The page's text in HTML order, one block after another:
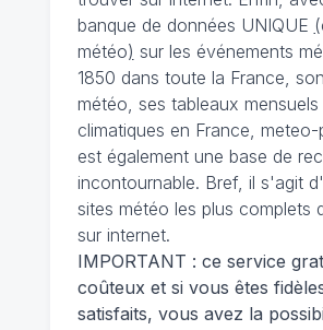
banque de données UNIQUE (
météo) sur les événements
1850 dans toute la France,
météo, ses tableaux mensuels
climatiques en France, meteo-
est également une base de
incontournable. Bref, il s'agit
sites météo les plus complets
sur internet.
IMPORTANT : ce service
coûteux et si vous êtes
satisfaits, vous avez la